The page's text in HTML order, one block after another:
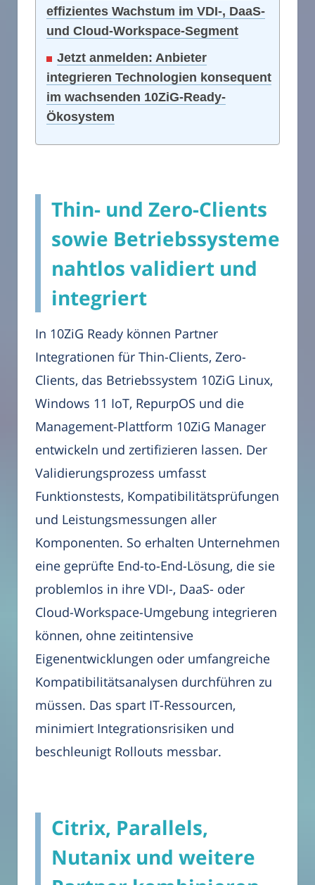
effizientes Wachstum im VDI-, DaaS-
und Cloud-Workspace-Segment
Jetzt anmelden: Anbieter
integrieren Technologien konsequent
im wachsenden 10ZiG-Ready-
Ökosystem
Thin- und Zero-Clients
sowie Betriebssysteme
nahtlos validiert und
integriert
In 10ZiG Ready können Partner
Integrationen für Thin-Clients, Zero-
Clients, das Betriebssystem 10ZiG Linux,
Windows 11 IoT, RepurpOS und die
Management-Plattform 10ZiG Manager
entwickeln und zertifizieren lassen. Der
Validierungsprozess umfasst
Funktionstests, Kompatibilitätsprüfungen
und Leistungsmessungen aller
Komponenten. So erhalten Unternehmen
eine geprüfte End-to-End-Lösung, die sie
problemlos in ihre VDI-, DaaS- oder
Cloud-Workspace-Umgebung integrieren
können, ohne zeitintensive
Eigenentwicklungen oder umfangreiche
Kompatibilitätsanalysen durchführen zu
müssen. Das spart IT-Ressourcen,
minimiert Integrationsrisiken und
beschleunigt Rollouts messbar.
Citrix, Parallels,
Nutanix und weitere